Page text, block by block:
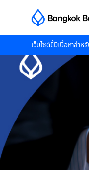
เว็บไซต์นี้มีเนื้อหาสำห